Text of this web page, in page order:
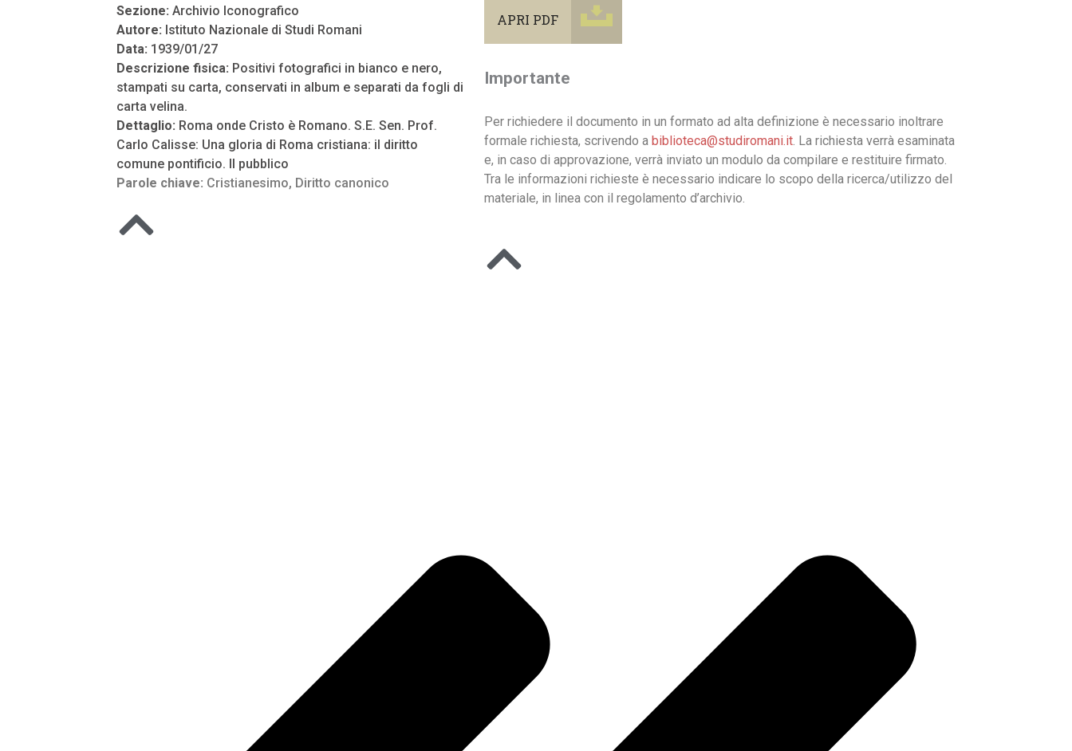
Sezione: Archivio Iconografico
Autore: Istituto Nazionale di Studi Romani
Data: 1939/01/27
Descrizione fisica: Positivi fotografici in bianco e nero,
stampati su carta, conservati in album e separati da fogli di
carta velina.
Dettaglio: Roma onde Cristo è Romano. S.E. Sen. Prof.
Carlo Calisse: Una gloria di Roma cristiana: il diritto
comune pontificio. Il pubblico
Parole chiave: Cristianesimo, Diritto canonico
APRI PDF
Importante
Per richiedere il documento in un formato ad alta definizione è necessario inoltrare
formale richiesta, scrivendo a biblioteca@studiromani.it. La richiesta verrà esaminata
e, in caso di approvazione, verrà inviato un modulo da compilare e restituire firmato.
Tra le informazioni richieste è necessario indicare lo scopo della ricerca/utilizzo del
materiale, in linea con il regolamento d’archivio.